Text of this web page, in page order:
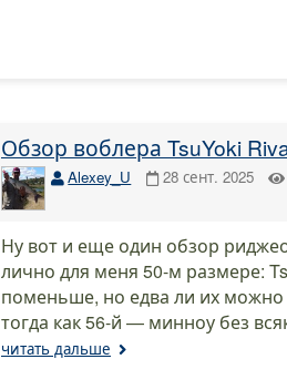
Обзор воблера TsuYoki
Alexey_U 28 сент. 2025
Ну вот и еще один обзор
лично для меня 50-м размере:
поменьше, но едва ли их
тогда как 56-й — минноу без
читать дальше